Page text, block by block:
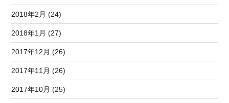
2018年2月 (24)
2018年1月 (27)
2017年12月 (26)
2017年11月 (26)
2017年10月 (25)